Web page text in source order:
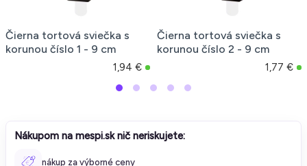
Čierna tortová sviečka s
korunou číslo 1 - 9 cm
1,94 €
Čierna tortová sviečka s
korunou číslo 2 - 9 cm
1,77 €
Nákupom na mespi.sk nič neriskujete:
nákup za výborné ceny